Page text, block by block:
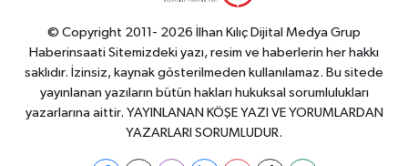
© Copyright 2011- 2026 İlhan Kılıç Dijital Medya Grup
Haberinsaati Sitemizdeki yazı, resim ve haberlerin her hakkı
saklıdır. İzinsiz, kaynak gösterilmeden kullanılamaz. Bu sitede
yayınlanan yazıların bütün hakları hukuksal sorumlulukları
yazarlarına aittir. YAYINLANAN KÖŞE YAZI VE YORUMLARDAN
YAZARLARI SORUMLUDUR.